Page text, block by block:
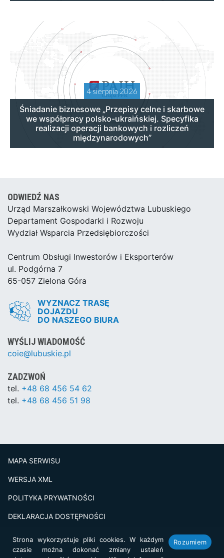
4 sierpnia 2026
Śniadanie biznesowe „Przepisy celne i skarbowe
we współpracy polsko-ukraińskiej. Specyfika
realizacji operacji bankowych i rozliczeń
międzynarodowych”
ODWIEDŹ NAS
Urząd Marszałkowski Województwa Lubuskiego
Departament Gospodarki i Rozwoju
Wydział Wsparcia Przedsiębiorczości
Centrum Obsługi Inwestorów i Eksporterów
ul. Podgórna 7
65-057 Zielona Góra
WYZNACZ TRASĘ
DOJAZDU
DO NASZEGO BIURA
WYŚLIJ WIADOMOŚĆ
coie@lubuskie.pl
ZADZWOŃ
tel. +48 68 456 54 62
tel. +48 68 456 51 98
MAPA SERWISU
WERSJA XML
POLITYKA PRYWATNOŚCI
DEKLARACJA DOSTĘPNOŚCI
Projekt i realizacja: netkoncept.com
Strona wykorzystuje pliki cookies. W każdym
czasie można dokonać zmiany ustaleń
Rozumiem